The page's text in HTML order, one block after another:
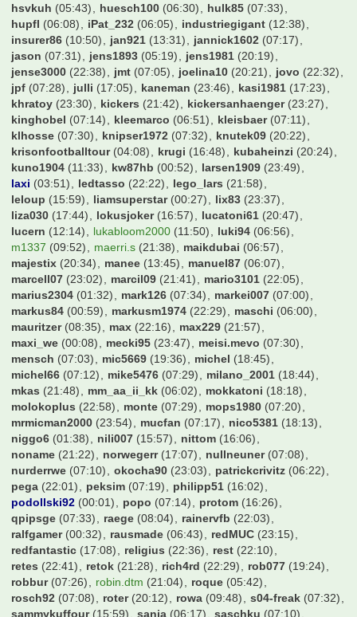
dietmar123(07:12) dome3107(07:19) domme1de(07:23)
domrum(22:34) donaldo2k(19:22) dreee(07:23)
dresdner(22:26) drharrym(04:48) dudelsack (06:58)
e-herd(23:14) edde78(22:45) effzeh(07:34)
el-barto71 (07:16) eltren(00:12) erwin(20:06) eugen(07:31)
evejunge(13:10) fabian17(06:00) fabs512(02:20)
fair2you (07:26) fcb4ever(18:36) fcb777(21:53)
fcb_fabi(21:52) fcbayernnico(07:32) fcbfieti(21:56)
fcbmark (07:00) fcbschulle(17:02) fchtim(13:27)
fctunnel(23:06) feverpitch79(07:28) fevon(20:55)
figur87(13:18) flaschenbier(07:34) flitschi(07:15)
flo200000(21:28) flo87(07:26) forza_osna(22:58)
frankfurterjunge(20:48) franknaldo (23:59)
frechmann(20:36) froggle56094(15:07) galmi(07:34)
gartenzaun (21:20) geraldinho(21:55) germ4nhunter
gerrard08LFC (22:36) gladbach22(22:46)
groundhopping
(05:28) grover (22:30) h12Gh(14:29)
hansemann68(07:21) hanswurst(07:29)
hasardeur79(06:07) hauerth (22:31) hda(06:51)
hendrik8998(22:41) hendrikhro (07:00) hens(23:00)
hermi6(07:33) hochhausass(06:47) hocky1896
hofmann1982(23:34) holstein86 (22:50) hotinho(06:41)
hsvkuh(05:43) huesch100(06:30) hulk85(07:33)
hupfl(06:08) iPat_232(06:05) industriegigant(12:38)
insurer86(10:50) jan921(13:31) jannick1602(07:17)
jason(07:31) jens1893(05:19) jens1981(20:19)
jense3000(22:38) jmt(07:05) joelina10 (20:21) jovo(22:32)
jpf(07:28) julli (17:05) kaneman(23:46) kasi1981
khratoy(23:30) kickers(21:42) kickersanhaenger(23:27)
kinghobel (07:14) kleemarco (06:51) kleisbaer(07:11)
klhosse(07:30) knipser1972 (07:32) knutek09
krisonfootballtour(04:08) krugi(16:48) kubaheinzi
kuno1904(11:33) kw87hb(00:52) larsen1909(23:49)
laxi(03:51) ledtasso(22:22) lego_lars(21:58)
leloup(15:59) liamsuperstar (00:27) lix83(23:37)
liza030(17:44) lokusjoker (16:57) lucatoni61(20:47)
lucern(12:14) lukabloom2000(11:50) luki94(06:56)
m1337(09:52) maerri.s(21:38) maikdubai(06:57)
majestix(20:34) manee(13:45) manuel87(06:07)